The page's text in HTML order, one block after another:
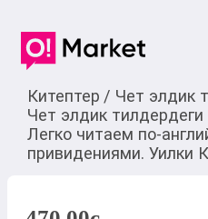
Китептер / Чет элдик
Чет элдик тилдердеги
Легко читаем по-
привидениями. Уилки